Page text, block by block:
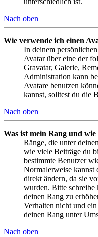
unterschiedlich ist.
Nach oben
Wie verwende ich einen
In deinem
Avatar über eine der
Gravatar, Galerie,
Administration kann
Avatare benutzen
kannst, solltest du die
Nach oben
Was ist mein Rang und
Ränge, die unter
wie viele Beiträge du
bestimmte Benutzer
Normalerweise kannst
direkt ändern, da sie
wurden. Bitte schreibe
deinen Rang zu
Verhalten nicht und
deinen Rang unter
Nach oben